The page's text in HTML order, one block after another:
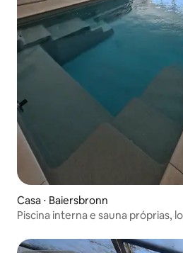
Casa ⋅ Baiersbronn
Piscina interna e sauna próprias,